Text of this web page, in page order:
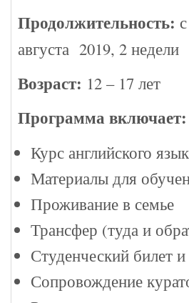
Продолжительность:
августа 2019, 2 недели
Возраст: 12 – 17 лет
Программа включает:
Курс английского
Материалы для
Проживание в семье
Трансфер (туда и
Студенческий билет и
Сопровождение